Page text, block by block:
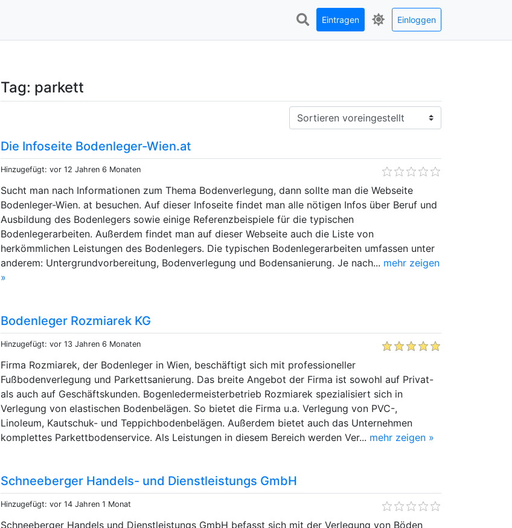
Eintragen Einloggen
Tag: parkett
Sortieren:
Die Infoseite Bodenleger-Wien.at
Hinzugefügt: vor 12 Jahren 6 Monaten
Sucht man nach Informationen zum Thema Bodenverlegung, dann sollte man die Webseite
Bodenleger-Wien. at besuchen. Auf dieser Infoseite findet man alle nötigen Infos über Beruf und
Ausbildung des Bodenlegers sowie einige Referenzbeispiele für die typischen
Bodenlegerarbeiten. Außerdem findet man auf dieser Webseite auch die Liste von
herkömmlichen Leistungen des Bodenlegers. Die typischen Bodenlegerarbeiten umfassen unter
anderem: Untergrundvorbereitung, Bodenverlegung und Bodensanierung. Je nach... mehr zeigen
»
Bodenleger Rozmiarek KG
Hinzugefügt: vor 13 Jahren 6 Monaten
Firma Rozmiarek, der Bodenleger in Wien, beschäftigt sich mit professioneller
Fußbodenverlegung und Parkettsanierung. Das breite Angebot der Firma ist sowohl auf Privat-
als auch auf Geschäftskunden. Bogenledermeisterbetrieb Rozmiarek spezialisiert sich in
Verlegung von elastischen Bodenbelägen. So bietet die Firma u.a. Verlegung von PVC-,
Linoleum, Kautschuk- und Teppichbodenbelägen. Außerdem bietet auch das Unternehmen
komplettes Parkettbodenservice. Als Leistungen in diesem Bereich werden Ver... mehr zeigen »
Schneeberger Handels- und Dienstleistungs GmbH
Hinzugefügt: vor 14 Jahren 1 Monat
Schneeberger Handels und Dienstleistungs GmbH befasst sich mit der Verlegung von Böden